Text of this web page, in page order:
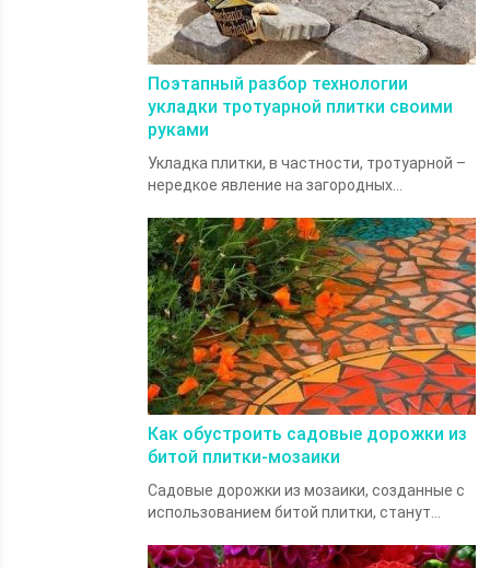
Поэтапный разбор технологии
укладки тротуарной плитки своими
руками
Укладка плитки, в частности, тротуарной –
нередкое явление на загородных...
Как обустроить садовые дорожки из
битой плитки-мозаики
Садовые дорожки из мозаики, созданные с
использованием битой плитки, станут...